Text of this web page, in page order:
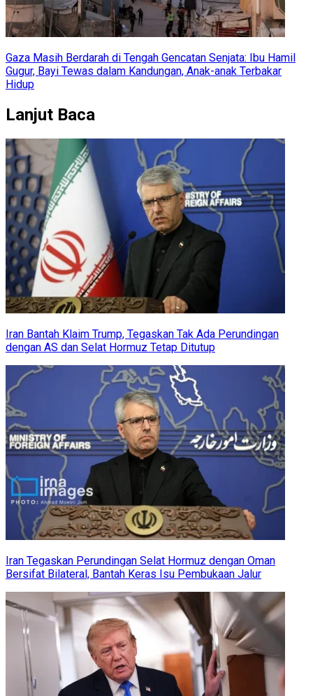
Gaza Masih Berdarah di Tengah Gencatan Senjata: Ibu Hamil
Gugur, Bayi Tewas dalam Kandungan, Anak-anak Terbakar
Hidup
Lanjut Baca
Iran Bantah Klaim Trump, Tegaskan Tak Ada Perundingan
dengan AS dan Selat Hormuz Tetap Ditutup
Iran Tegaskan Perundingan Selat Hormuz dengan Oman
Bersifat Bilateral, Bantah Keras Isu Pembukaan Jalur